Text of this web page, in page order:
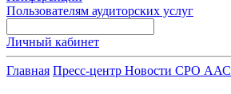
Пользователям аудиторских услуг
Личный кабинет
Главная Пресс-центр Новости СРО ААС